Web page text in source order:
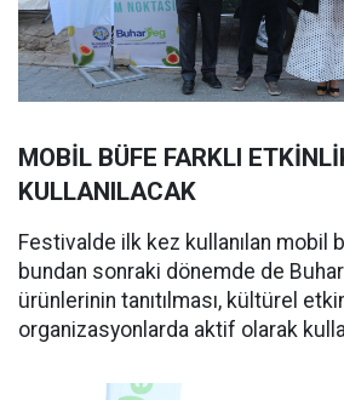
MOBİL BÜFE FARKLI
KULLANILACAK
Festivalde ilk kez kullanılan mobil
bundan sonraki dönemde de
ürünlerinin tanıtılması, kültürel
organizasyonlarda aktif olarak